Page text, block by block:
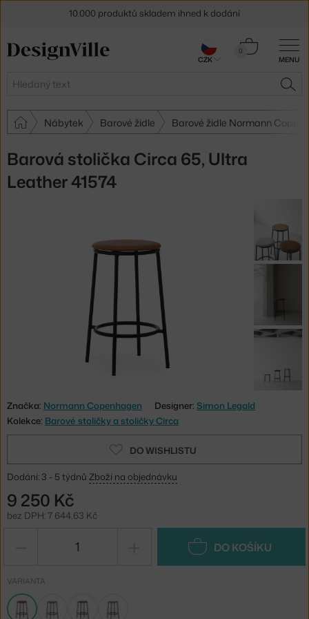
MENU
Hledat
0
Košík
Nábytek Barové židle Barové židle Normann
Barová stolička Circa 65, Ultra
Leather 41574
Značka: Normann Copenhagen Designer: Simon Legald
Kolekce: Barové stoličky a stoličky Circa
DO WISHLISTU
Dodání: 3 - 5 týdnů Zboží na objednávku
9 250 Kč
bez DPH: 7 644,63 Kč
DO KOŠÍKU
VARIANTA
10.000 produktů skladem ihned k dodání
Sleva 5 % pro odběratele
CZK